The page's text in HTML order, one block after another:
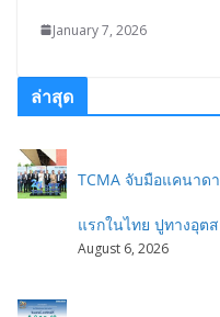
January 7, 2026
ล่าสุด
TCMA จับมือแคนาด
แรกในไทย ปูทางอุต
August 6, 2026